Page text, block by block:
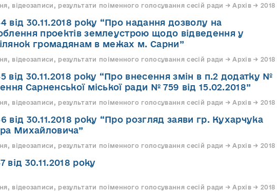
відеозаписи, результати поіменного голосування сесій ради → Архів → 2018
від 30.11.2018 року “Про надання дозволу на
проектів землеустрою щодо відведення у
громадянам в межах м. Сарни”
відеозаписи, результати поіменного голосування сесій ради → Архів → 2018
від 30.11.2018 року “Про внесення змін в п.2 додатку №
Сарненської міської ради № 759 від 15.02.2018”
відеозаписи, результати поіменного голосування сесій ради → Архів → 2018
від 30.11.2018 року “Про розгляд заяви гр. Кухарчука
Михайловича”
відеозаписи, результати поіменного голосування сесій ради → Архів → 2018
від 30.11.2018 року
відеозаписи, результати поіменного голосування сесій ради → Архів → 2018